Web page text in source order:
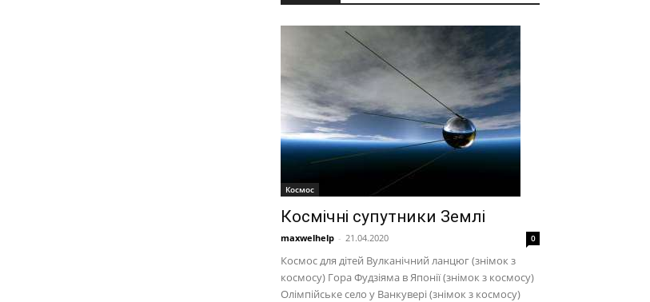
Космос
Космічні супутники Землі
maxwelhelp - 21.04.2020 0
Космос для дітей Вулканічний ланцюг (знімок з
космосу) Гора Фудзіяма в Японії (знімок з космосу)
Олімпійське село у Ванкувері (знімок з космосу)